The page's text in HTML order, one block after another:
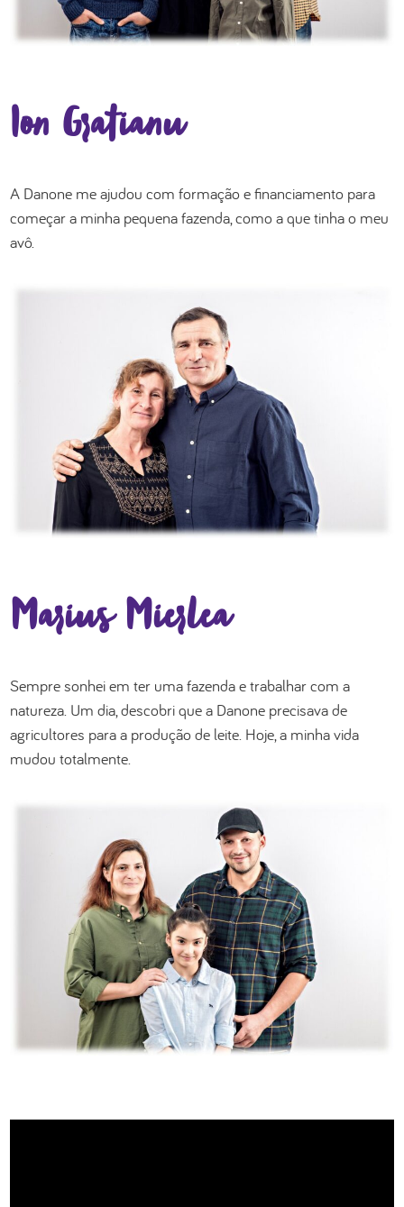
Ion Gratianu
A Danone me ajudou com formação e financiamento para
começar a minha pequena fazenda, como a que tinha o meu
avô.
Marius Mierlea
Sempre sonhei em ter uma fazenda e trabalhar com a
natureza. Um dia, descobri que a Danone precisava de
agricultores para a produção de leite. Hoje, a minha vida
mudou totalmente.